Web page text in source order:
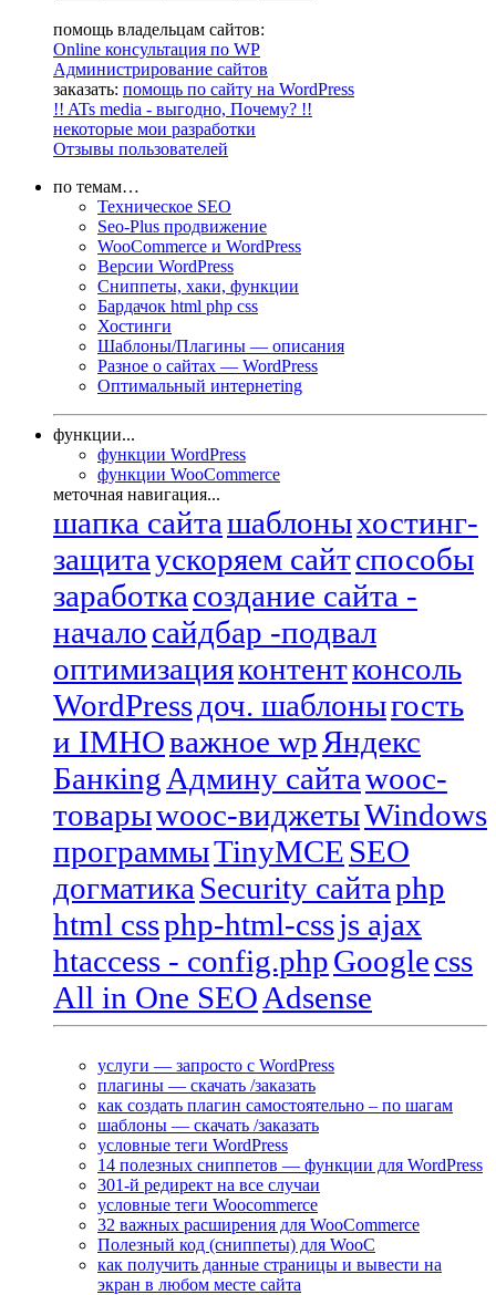
помощь владельцам сайтов:
Online консультация по WP
Администрирование сайтов
заказать: помощь по сайту на WordPress
!! ATs media - выгодно, Почему? !!
некоторые мои разработки
Отзывы пользователей
по темам…
Техническое SEO
Seo-Plus продвижение
WooCommerce и WordPress
Версии WordPress
Сниппеты, хаки, функции
Бардачок html php css
Хостинги
Шаблоны/Плагины — описания
Разное о сайтах — WordPress
Оптимальный интернетing
функции...
функции WordPress
функции WooCommerce
меточная навигация...
шапка сайташаблоныхостинг-
защитаускоряем сайтспособы
заработка создание сайта -
началосайдбар -подвал
оптимизацияконтентконсоль
WordPressдоч. шаблоныгость
и IMHOважное wp Яндекс
Банкing Админу сайтаwooc-
товарыwooc-виджетыWindows
программыTinyMCE SEO
догматика Security сайтаphp
html cssphp-html-cssjs ajax
htaccess - config.phpGooglecss
All in One SEO Adsense
услуги — запросто с WordPress
плагины — скачать /заказать
как создать плагин самостоятельно – по шагам
шаблоны — скачать /заказать
условные теги WordPress
14 полезных сниппетов — функции для WordPress
301-й редирект на все случаи
условные теги Woocommerce
32 важных расширения для WooCommerce
Полезный код (сниппеты) для WooC
как получить данные страницы и вывести на
экран в любом месте сайта